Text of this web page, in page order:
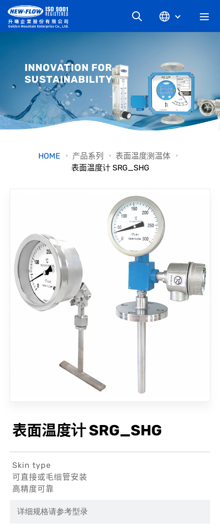
最新消息
知识文章
档案下载
联络我们
INNOVATION FOR
SUSTAINABILITY
HOME 产品系列
表面温度测温体
表面温度计 SRG_SHG
表面温度计 SRG_SHG
Skin type
可直接或毛细管安装
高精度可靠
详细规格请参考型录